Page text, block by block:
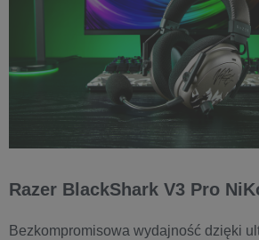
Razer BlackShark V3 Pro
Bezkompromisowa wydajność dzięki